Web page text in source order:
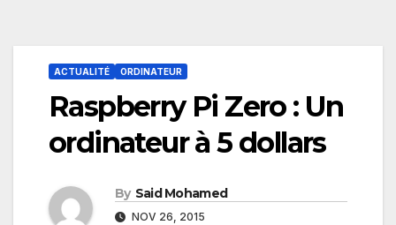
ACTUALITÉ ORDINATEUR
Raspberry Pi Zero : Un
ordinateur à 5 dollars
By Said Mohamed
NOV 26, 2015